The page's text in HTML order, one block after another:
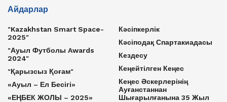
Айдарлар
"Kazakhstan Smart Space-
2025"
"Ауыл Футболы Awards
2024"
"Қарызсыз Қоғам"
«Ауыл – Ел Бесігі»
«ЕҢБЕК ЖОЛЫ – 2025»
Кәсіпкерлік
Кәсіподақ Спартакиадасы
Кездесу
Кеңейтілген Кеңес
Кеңес Әскерлерінің
Ауғанстаннан
Шығарылғанына 35 Жыл